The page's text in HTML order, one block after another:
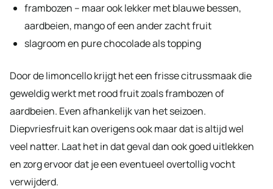
frambozen – maar ook lekker met blauwe bessen,
aardbeien, mango of een ander zacht fruit
slagroom en pure chocolade als topping
Door de limoncello krijgt het een frisse citrussmaak die
geweldig werkt met rood fruit zoals frambozen of
aardbeien. Even afhankelijk van het seizoen.
Diepvriesfruit kan overigens ook maar dat is altijd wel
veel natter. Laat het in dat geval dan ook goed uitlekken
en zorg ervoor dat je een eventueel overtollig vocht
verwijderd.